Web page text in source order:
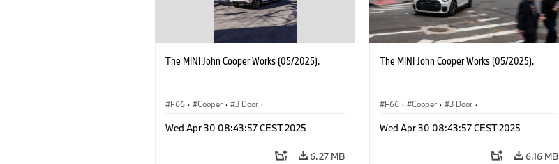
The MINI John Cooper Works (05/2025).
F66 · Cooper · 3 Door ·
Wed Apr 30 08:43:57 CEST 2025
6.27 MB
The MINI John Cooper Works (05/2025).
F66 · Cooper · 3 Door ·
Wed Apr 30 08:43:57 CEST 2025
6.16 MB